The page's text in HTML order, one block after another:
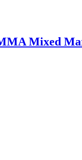
Mixed